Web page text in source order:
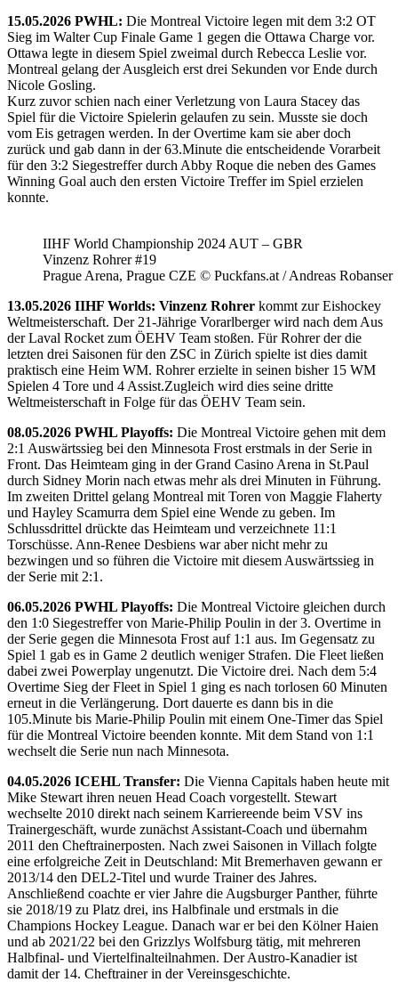
15.05.2026 PWHL: Die Montreal Victoire legen mit dem 3:2 OT
Sieg im Walter Cup Finale Game 1 gegen die Ottawa Charge vor.
Ottawa legte in diesem Spiel zweimal durch Rebecca Leslie vor.
Montreal gelang der Ausgleich erst drei Sekunden vor Ende durch
Nicole Gosling.
Kurz zuvor schien nach einer Verletzung von Laura Stacey das
Spiel für die Victoire Spielerin gelaufen zu sein. Musste sie doch
vom Eis getragen werden. In der Overtime kam sie aber doch
zurück und gab dann in der 63.Minute die entscheidende Vorarbeit
für den 3:2 Siegestreffer durch Abby Roque die neben des Games
Winning Goal auch den ersten Victoire Treffer im Spiel erzielen
konnte.
IIHF World Championship 2024 AUT – GBR
Vinzenz Rohrer #19
Prague Arena, Prague CZE © Puckfans.at / Andreas Robanser
13.05.2026 IIHF Worlds: Vinzenz Rohrer kommt zur Eishockey
Weltmeisterschaft. Der 21-Jährige Vorarlberger wird nach dem Aus
der Laval Rocket zum ÖEHV Team stoßen. Für Rohrer der die
letzten drei Saisonen für den ZSC in Zürich spielte ist dies damit
praktisch eine Heim WM. Rohrer erzielte in seinen bisher 15 WM
Spielen 4 Tore und 4 Assist.Zugleich wird dies seine dritte
Weltmeisterschaft in Folge für das ÖEHV Team sein.
08.05.2026 PWHL Playoffs: Die Montreal Victoire gehen mit dem
2:1 Auswärtssieg bei den Minnesota Frost erstmals in der Serie in
Front. Das Heimteam ging in der Grand Casino Arena in St.Paul
durch Sidney Morin nach etwas mehr als drei Minuten in Führung.
Im zweiten Drittel gelang Montreal mit Toren von Maggie Flaherty
und Hayley Scamurra dem Spiel eine Wende zu geben. Im
Schlussdrittel drückte das Heimteam und verzeichnete 11:1
Torschüsse. Ann-Renee Desbiens war aber nicht mehr zu
bezwingen und so führen die Victoire mit diesem Auswärtssieg in
der Serie mit 2:1.
06.05.2026 PWHL Playoffs: Die Montreal Victoire gleichen durch
den 1:0 Siegestreffer von Marie-Philip Poulin in der 3. Overtime in
der Serie gegen die Minnesota Frost auf 1:1 aus. Im Gegensatz zu
Spiel 1 gab es in Game 2 deutlich weniger Strafen. Die Fleet ließen
dabei zwei Powerplay ungenutzt. Die Victoire drei. Nach dem 5:4
Overtime Sieg der Fleet in Spiel 1 ging es nach torlosen 60 Minuten
erneut in die Verlängerung. Dort dauerte es dann bis in die
105.Minute bis Marie-Philip Poulin mit einem One-Timer das Spiel
für die Montreal Victoire beenden konnte. Mit dem Stand von 1:1
wechselt die Serie nun nach Minnesota.
04.05.2026 ICEHL Transfer: Die Vienna Capitals haben heute mit
Mike Stewart ihren neuen Head Coach vorgestellt. Stewart
wechselte 2010 direkt nach seinem Karriereende beim VSV ins
Trainergeschäft, wurde zunächst Assistant-Coach und übernahm
2011 den Cheftrainerposten. Nach zwei Saisonen in Villach folgte
eine erfolgreiche Zeit in Deutschland: Mit Bremerhaven gewann er
2013/14 den DEL2-Titel und wurde Trainer des Jahres.
Anschließend coachte er vier Jahre die Augsburger Panther, führte
sie 2018/19 zu Platz drei, ins Halbfinale und erstmals in die
Champions Hockey League. Danach war er bei den Kölner Haien
und ab 2021/22 bei den Grizzlys Wolfsburg tätig, mit mehreren
Halbfinal- und Viertelfinalteilnahmen. Der Austro-Kanadier ist
damit der 14. Cheftrainer in der Vereinsgeschichte.